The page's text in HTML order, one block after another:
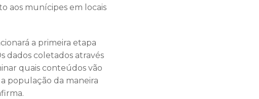
aos munícipes em locais
a primeira etapa
dados coletados através
quais conteúdos vão
população da maneira